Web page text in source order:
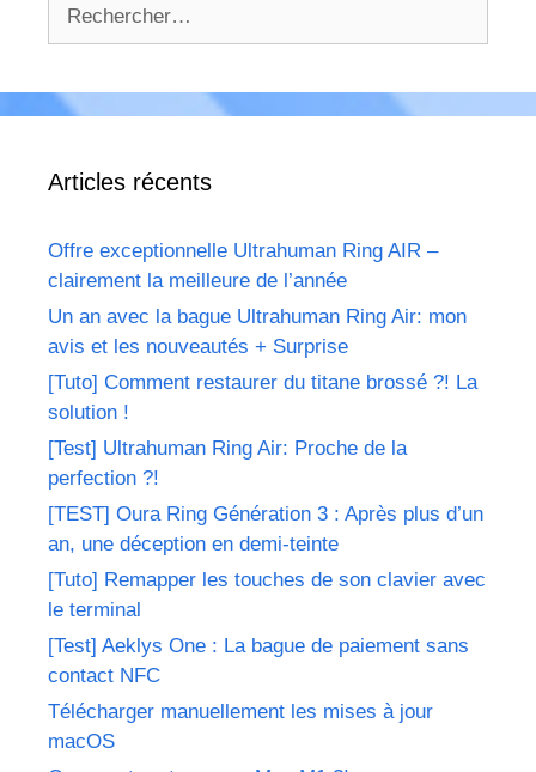
Articles récents
Offre exceptionnelle Ultrahuman Ring AIR –
clairement la meilleure de l’année
Un an avec la bague Ultrahuman Ring Air: mon
avis et les nouveautés + Surprise
[Tuto] Comment restaurer du titane brossé ?! La
solution !
[Test] Ultrahuman Ring Air: Proche de la
perfection ?!
[TEST] Oura Ring Génération 3 : Après plus d’un
an, une déception en demi-teinte
[Tuto] Remapper les touches de son clavier avec
le terminal
[Test] Aeklys One : La bague de paiement sans
contact NFC
Télécharger manuellement les mises à jour
macOS